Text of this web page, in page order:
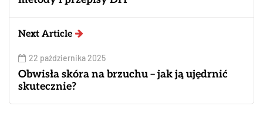
Next Article
22 października 2025
Obwisła skóra na brzuchu – jak ją ujędrnić
skutecznie?